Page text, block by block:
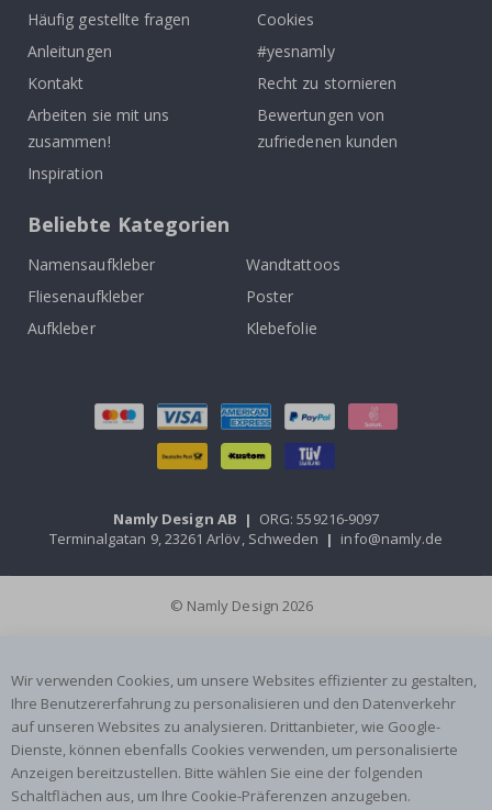
Häufig gestellte fragen
Anleitungen
Kontakt
Arbeiten sie mit uns
zusammen!
Inspiration
Cookies
#yesnamly
Recht zu stornieren
Bewertungen von
zufriedenen kunden
Beliebte Kategorien
Namensaufkleber
Wandtattoos
Fliesenaufkleber
Poster
Aufkleber
Klebefolie
Namly Design AB | ORG: 559216-9097
Terminalgatan 9, 23261 Arlöv, Schweden | info@namly.de
© Namly Design 2026
Wir verwenden Cookies, um unsere Websites effizienter zu gestalten,
Ihre Benutzererfahrung zu personalisieren und den Datenverkehr
auf unseren Websites zu analysieren. Drittanbieter, wie Google-
Dienste, können ebenfalls Cookies verwenden, um personalisierte
Anzeigen bereitzustellen. Bitte wählen Sie eine der folgenden
Schaltflächen aus, um Ihre Cookie-Präferenzen anzugeben.